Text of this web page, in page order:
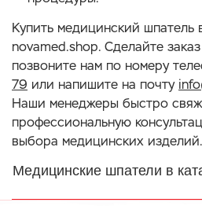
Купить медицинский шпатель
novamed.shop. Сделайте
позвоните нам по номеру
79 или напишите на почту
Наши менеджеры быстро
профессиональную
выбора медицинских изделий.
Медицинские шпатели в